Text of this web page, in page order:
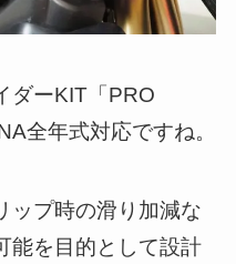
ダーKIT「PRO
全年式対応ですね。
ップ時の滑り加減な
能を目的として設計